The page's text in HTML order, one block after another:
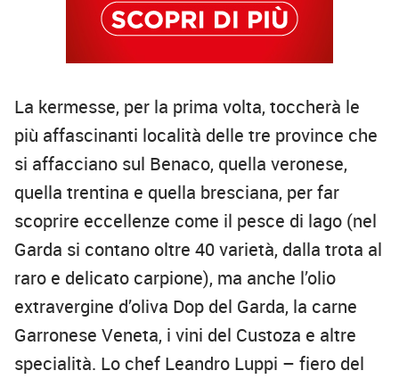
La kermesse, per la prima volta, toccherà le
più affascinanti località delle tre province che
si affacciano sul Benaco, quella veronese,
quella trentina e quella bresciana, per far
scoprire eccellenze come il pesce di lago (nel
Garda si contano oltre 40 varietà, dalla trota al
raro e delicato carpione), ma anche l’olio
extravergine d’oliva Dop del Garda, la carne
Garronese Veneta, i vini del Custoza e altre
specialità. Lo chef Leandro Luppi – fiero del